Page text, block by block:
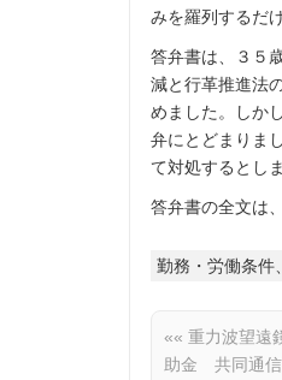
みを羅列するだ
答弁書は、３５
減と行革推進法
めました。しか
弁にとどまりま
て対処するとし
答弁書の全文は
勤務・労働条件
«« 重力波望遠
助金 共同通信